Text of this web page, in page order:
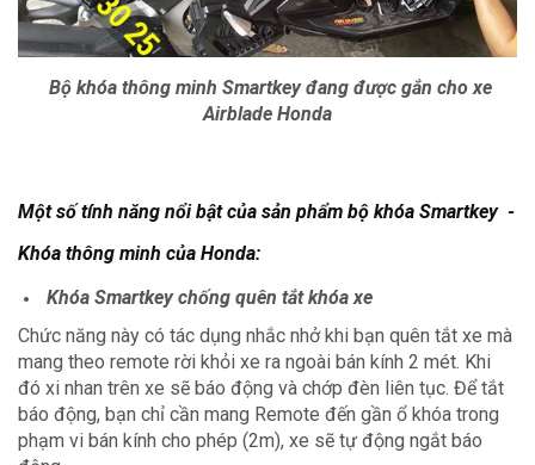
Bộ khóa thông minh Smartkey đang được gắn cho xe
Airblade Honda
Một số tính năng nổi bật của sản phẩm bộ khóa Smartkey -
Khóa thông minh của Honda:
Khóa Smartkey chống quên tắt khóa xe
Chức năng này có tác dụng nhắc nhở khi bạn quên tắt xe mà
mang theo remote rời khỏi xe ra ngoài bán kính 2 mét. Khi
đó xi nhan trên xe sẽ báo động và chớp đèn liên tục. Để tắt
báo động, bạn chỉ cần mang Remote đến gần ổ khóa trong
phạm vi bán kính cho phép (2m), xe sẽ tự động ngắt báo